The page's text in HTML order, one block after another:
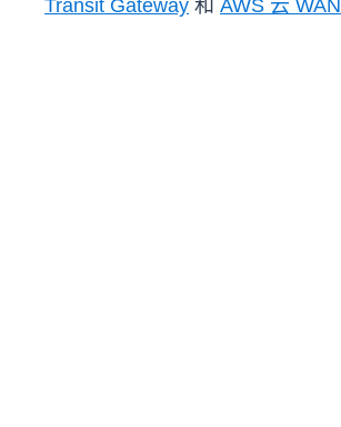
Transit Gateway 和 AWS 云 WAN